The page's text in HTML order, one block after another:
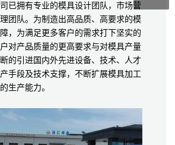
已拥有专业的模具设计团队，市场营
团队。为制造出高品质、高要求的模
，为满足更多客户的需求打下坚实的
对产品质量的更高要求与对模具产量
的引进国内外先进设备、技术、人才
手段及技术支撑，不断扩展模具加工
生产能力。